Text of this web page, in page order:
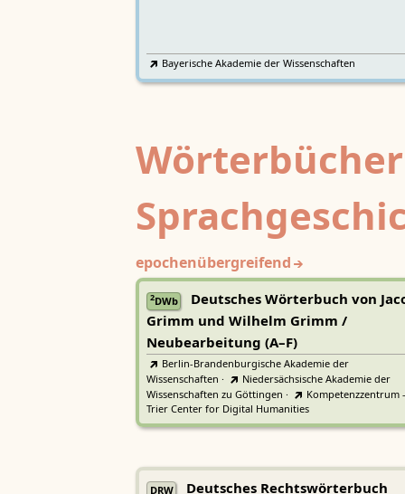
Bayerische Akademie der Wissenschaften
epochenübergreifend
2DWb
Deutsches Wörterbuch von
Grimm und Wilhelm Grimm /
Neubearbeitung (A–F)
Berlin-Brandenburgische Akademie der
Wissenschaften ·
Niedersächsische Akademie der
Wissenschaften zu Göttingen ·
Kompetenzzentrum -
Trier Center for Digital Humanities
DRW Deutsches Rechtswörterbuch